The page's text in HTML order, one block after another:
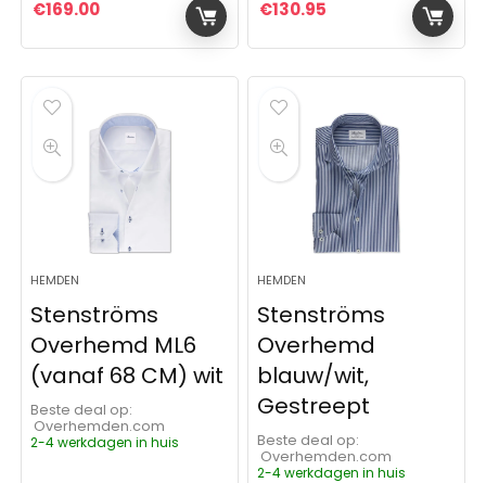
€169.00 €130.95
HEMDEN
Stenströms
Overhemd ML6
(vanaf 68 CM) wit
Beste deal op:
Overhemden.com
2-4 werkdagen in huis
HEMDEN
Stenströms
Overhemd
blauw/wit,
Gestreept
Beste deal op:
Overhemden.com
2-4 werkdagen in huis